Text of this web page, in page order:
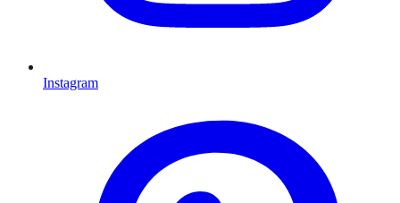
Instagram